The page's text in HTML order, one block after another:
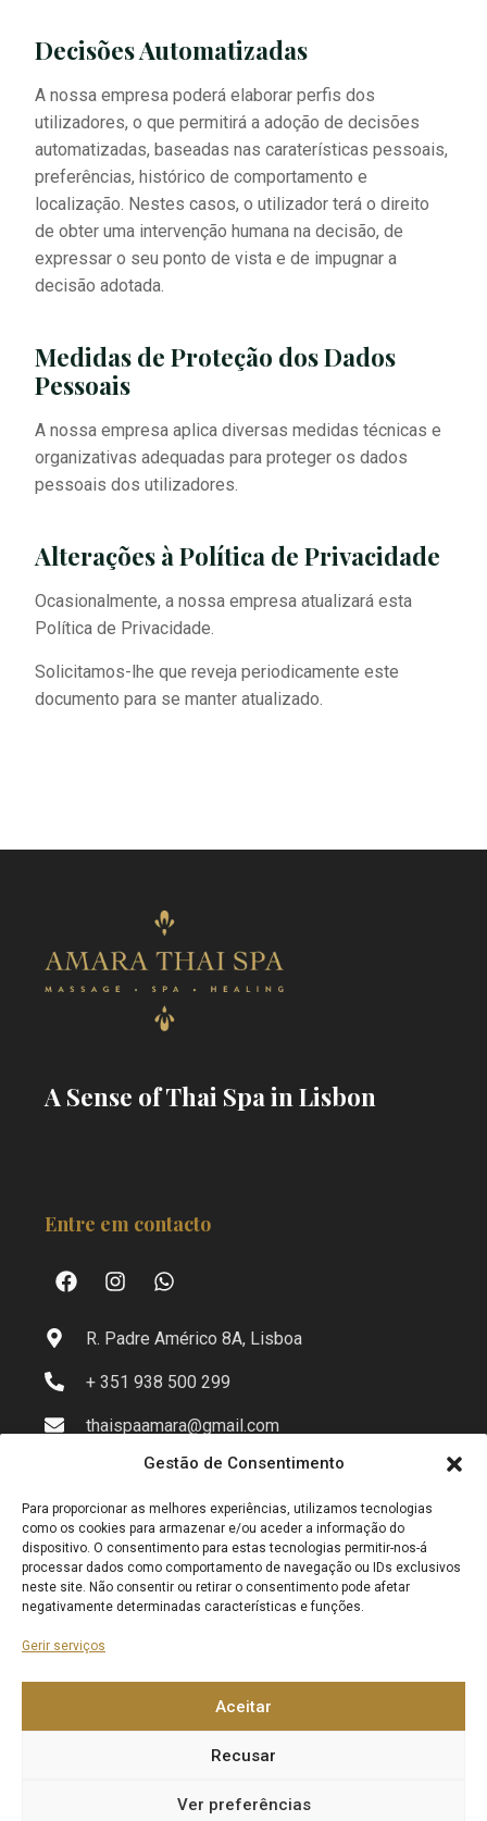
Gestão de Consentimento
Para proporcionar as melhores experiências, utilizamos tecnologias
como os cookies para armazenar e/ou aceder a informação do
dispositivo. O consentimento para estas tecnologias permitir-nos-á
processar dados como comportamento de navegação ou IDs exclusivos
neste site. Não consentir ou retirar o consentimento pode afetar
negativamente determinadas características e funções.
Gerir serviços
Aceitar
Recusar
Ver preferências
Decisões Automatizadas
A nossa empresa poderá elaborar perfis dos
utilizadores, o que permitirá a adoção de decisões
automatizadas, baseadas nas caraterísticas pessoais,
preferências, histórico de comportamento e
localização. Nestes casos, o utilizador terá o direito
de obter uma intervenção humana na decisão, de
expressar o seu ponto de vista e de impugnar a
decisão adotada.
Medidas de Proteção dos Dados
Pessoais
A nossa empresa aplica diversas medidas técnicas e
organizativas adequadas para proteger os dados
pessoais dos utilizadores.
Alterações à Política de Privacidade
Ocasionalmente, a nossa empresa atualizará esta
Política de Privacidade.
Solicitamos-lhe que reveja periodicamente este
documento para se manter atualizado.
A Sense of Thai Spa in Lisbon
Entre em contacto
R. Padre Américo 8A, Lisboa
+ 351 938 500 299
thaispaamara@gmail.com
Info
Política de privacidade
Política de Cookies (UE)